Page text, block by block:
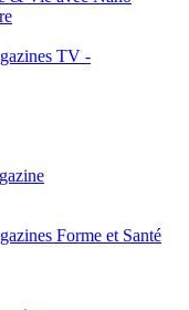
TV -
Forme et Santé